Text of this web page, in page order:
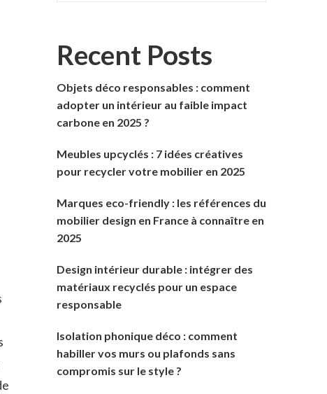
Recent Posts
Objets déco responsables : comment
adopter un intérieur au faible impact
carbone en 2025 ?
Meubles upcyclés : 7 idées créatives
pour recycler votre mobilier en 2025
Marques eco-friendly : les références du
mobilier design en France à connaître en
2025
Design intérieur durable : intégrer des
matériaux recyclés pour un espace
responsable
Isolation phonique déco : comment
habiller vos murs ou plafonds sans
compromis sur le style ?